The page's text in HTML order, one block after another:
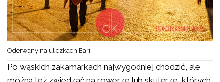
Oderwany na uliczkach Bari
Po wąskich zakamarkach najwygodniej chodzić, ale
można też zwiedzać na rowerze lub skuterze, których